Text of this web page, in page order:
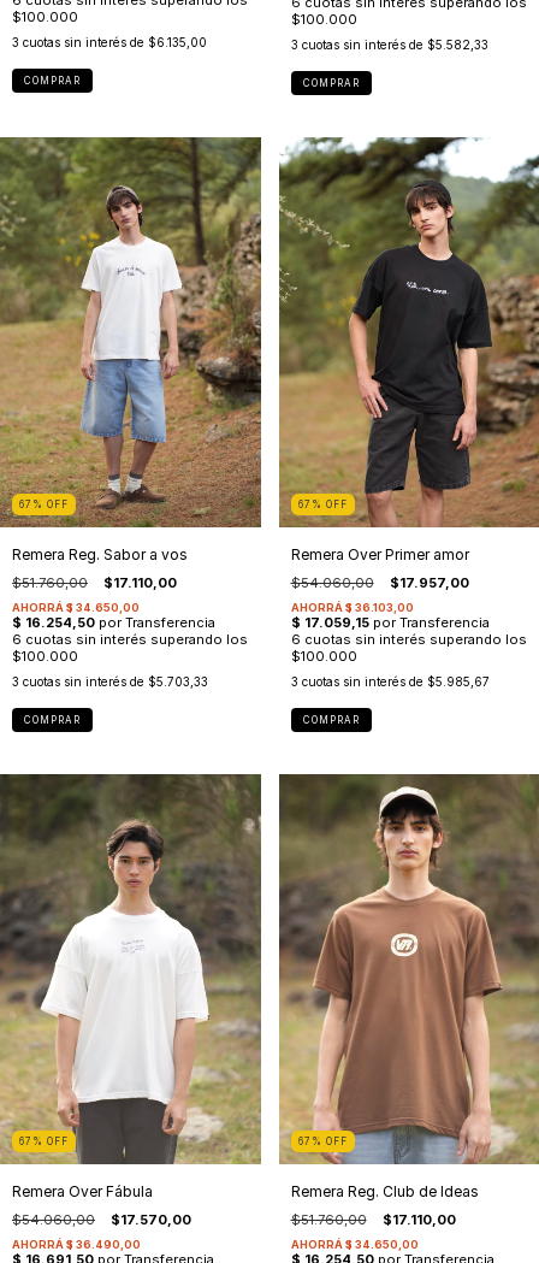
3 cuotas sin interés de $6.135,00
COMPRAR
3 cuotas sin interés de $5.582,33
COMPRAR
67 % OFF
Remera Reg. Sabor a vos
$51.760,00 $17.110,00
3 cuotas sin interés de $5.703,33
COMPRAR
67 % OFF
Remera Over Primer amor
$54.060,00 $17.957,00
3 cuotas sin interés de $5.985,67
COMPRAR
67 % OFF
Remera Over Fábula
$54.060,00 $17.570,00
67 % OFF
Remera Reg. Club de Ideas
$51.760,00 $17.110,00